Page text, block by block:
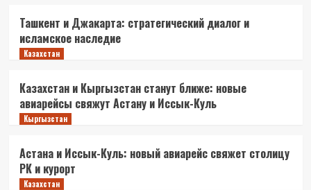
Ташкент и Джакарта: стратегический диалог и
исламское наследие
Казахстан
Казахстан и Кыргызстан станут ближе: новые
авиарейсы свяжут Астану и Иссык-Куль
Кыргызстан
Астана и Иссык-Куль: новый авиарейс свяжет столицу
РК и курорт
Казахстан